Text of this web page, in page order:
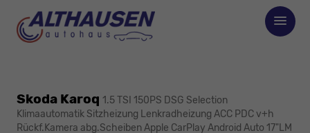
Skoda Karoq 1.5 TSI 150PS DSG Selection
Klimaautomatik Sitzheizung Lenkradheizung ACC PDC v+h
Rückf.Kamera abg.Scheiben Apple CarPlay Android Auto 17"LM